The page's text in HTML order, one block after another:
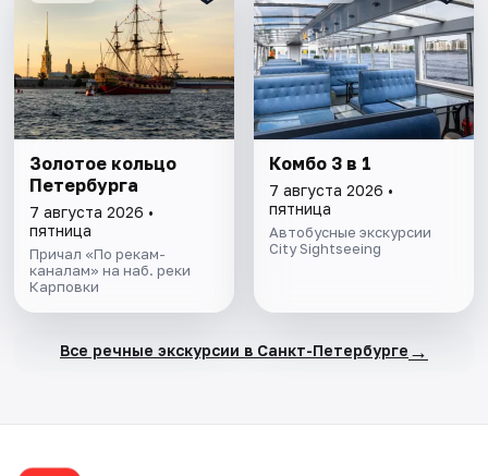
Золотое кольцо
Петербурга
7 августа 2026 •
пятница
Причал «По рекам-
каналам» на наб. реки
Карповки
Комбо 3 в 1
7 августа 2026 •
пятница
Автобусные экскурсии
City Sightseeing
Все речные экскурсии в Санкт-Петербурге →